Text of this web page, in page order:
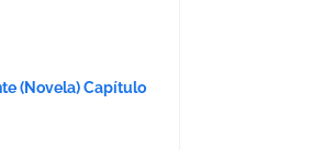
(Novela) Capítulo